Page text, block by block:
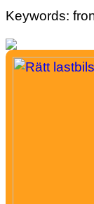
Keywords: